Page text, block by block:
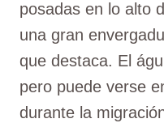
posadas en lo alto
una gran
que destaca. El
pero puede verse
durante la